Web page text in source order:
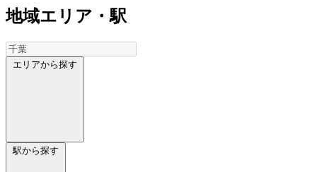
地域エリア・駅
エリアから探す
駅から探す